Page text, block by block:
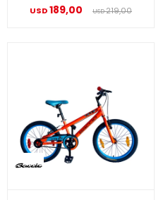
USD189,00 USD219,00